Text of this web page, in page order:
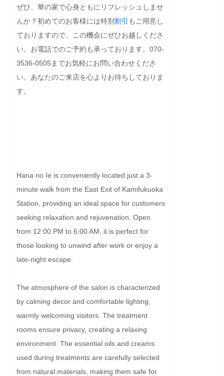
ぜひ、華の家で心身ともにリフレッシュしませ
んか？初めてのお客様には特別割引 もご用意し
ておりますので、この機会にぜひお越しくださ
い。お電話でのご予約も承っております。070-
3536-0505までお気軽にお問い合わせくださ
い。あなたのご来店を心よりお待ちしておりま
す。
Hana no Ie is conveniently located just a 3-
minute walk from the East Exit of Kamifukuoka
Station, providing an ideal space for customers
seeking relaxation and rejuvenation. Open
from 12:00 PM to 6:00 AM, it is perfect for
those looking to unwind after work or enjoy a
late-night escape.
The atmosphere of the salon is characterized
by calming decor and comfortable lighting,
warmly welcoming visitors. The treatment
rooms ensure privacy, creating a relaxing
environment. The essential oils and creams
used during treatments are carefully selected
from natural materials, making them safe for